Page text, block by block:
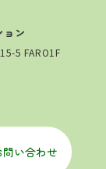
ン
5 FARO1F
問い合わせ